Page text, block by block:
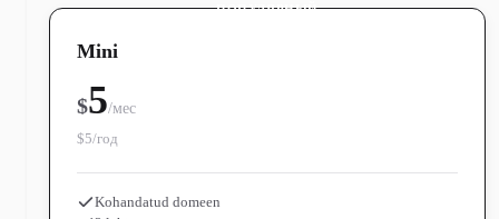
ПОПУЛЯРНЫЙ
Mini
$5/мес
$5/год
Kohandatud domeen